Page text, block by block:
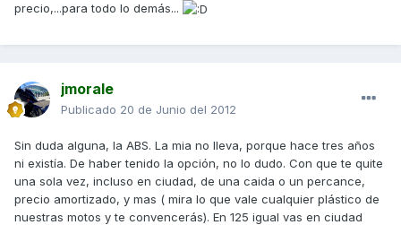
precio,...para todo lo demás...
jmorale
Publicado 20 de Junio del 2012
Sin duda alguna, la ABS. La mia no lleva, porque hace tres años
ni existía. De haber tenido la opción, no lo dudo. Con que te quite
una sola vez, incluso en ciudad, de una caida o un percance,
precio amortizado, y mas ( mira lo que vale cualquier plástico de
nuestras motos y te convencerás). En 125 igual vas en ciudad